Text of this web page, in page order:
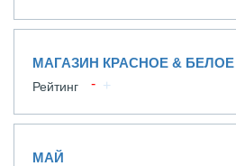
МАГАЗИН КРАСНОЕ & БЕЛОЕ
Рейтинг
МАЙ